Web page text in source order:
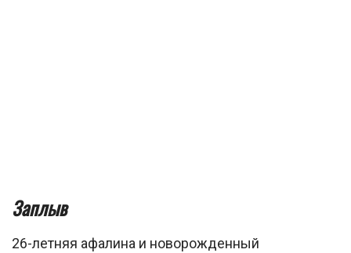
Заплыв
26-летняя афалина и новорожденный